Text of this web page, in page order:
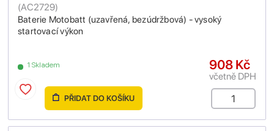
Baterie Motobatt (uzavřená, bezúdržbová) - vysoký
startovací výkon
(AC2729)
1 Skladem 908 Kč
včetně DPH
PŘIDAT DO KOŠÍKU